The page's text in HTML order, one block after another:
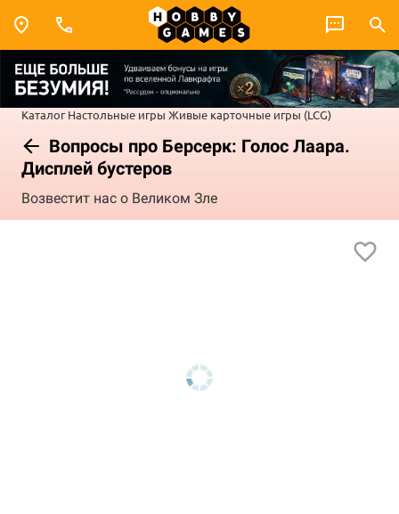
Каталог Настольные игры Живые карточные игры (LCG)
Вопросы про Берсерк: Голос Лаара.
Дисплей бустеров
Возвестит нас о Великом Зле